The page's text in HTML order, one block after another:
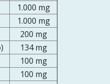
1.000 mg
1.000 mg
200 mg
134 mg
100 mg
100 mg